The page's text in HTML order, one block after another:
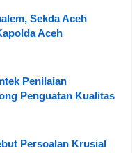
Sekda Aceh
Aceh
Penilaian
Penguatan Kualitas
Persoalan Krusial